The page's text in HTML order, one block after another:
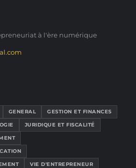
à l'ère numérique
GENERAL
GESTION ET FINANCES
JURIDIQUE ET FISCALITÉ
VIE D'ENTREPRENEUR